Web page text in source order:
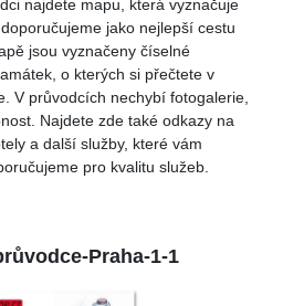
najdete mapu, která vyznačuje
jako nejlepší cestu
jsou vyznačeny číselné
o kterých si přečtete v
V průvodcích nechybí fotogalerie,
Najdete zde také odkazy na
a další služby, které vám
pro kvalitu služeb.
Praha-1-1